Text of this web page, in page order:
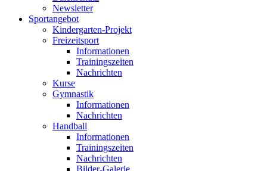
Newsletter
Sportangebot
Kindergarten-Projekt
Freizeitsport
Informationen
Trainingszeiten
Nachrichten
Kurse
Gymnastik
Informationen
Nachrichten
Handball
Informationen
Trainingszeiten
Nachrichten
Bilder-Galerie